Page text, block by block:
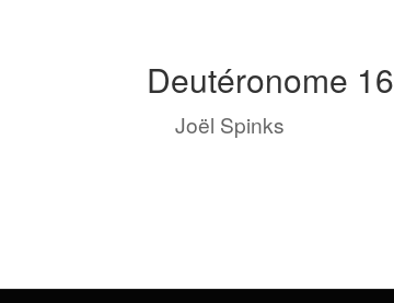
Deutéronome 16
byJoël Spinks